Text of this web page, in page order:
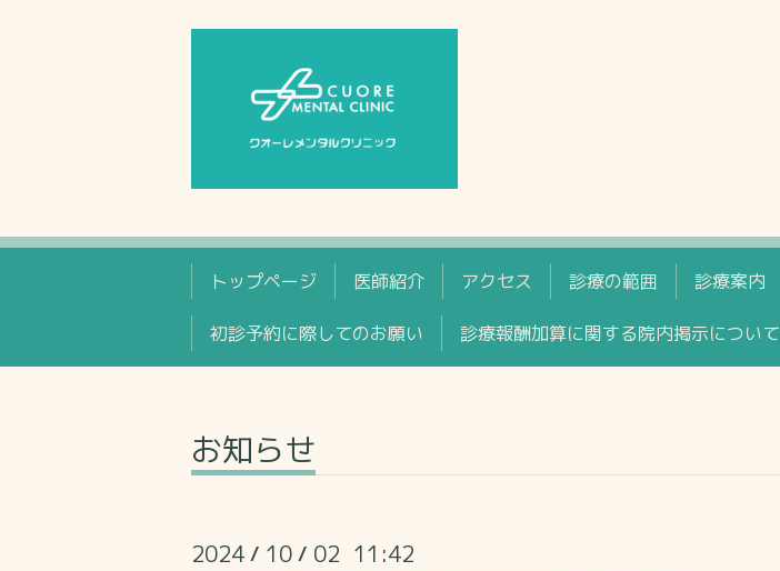
トップページ 医師紹介 アクセス 診療の範囲 診療案内
初診予約に際してのお願い 診療報酬加算に関する院内掲示について
お知らせ
2024 / 10 / 02 11:42